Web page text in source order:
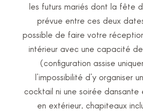
les futurs mariés dont la fête
prévue entre ces deux
possible de faire votre
intérieur avec une capacité de
(configuration assise
l’impossibilité d’y organiser
cocktail ni une soirée dansante
en extérieur, chapiteaux